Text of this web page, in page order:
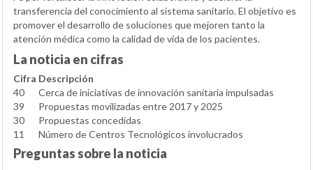
transferencia del conocimiento al sistema sanitario. El objetivo es
promover el desarrollo de soluciones que mejoren tanto la
atención médica como la calidad de vida de los pacientes.
La noticia en cifras
Cifra Descripción
40
Cerca de iniciativas de innovación sanitaria impulsadas
39
Propuestas movilizadas entre 2017 y 2025
30
Propuestas concedidas
11
Número de Centros Tecnológicos involucrados
Preguntas sobre la noticia